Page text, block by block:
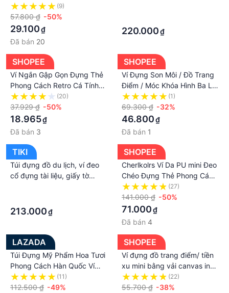
thời trang dễ phối đồ dành
cho nữ
(9)
57.800 ₫ -50%
29.100₫
Đã bán 20
220.000₫
SHOPEE
Ví Ngắn Gập Gọn Đựng Thẻ
Phong Cách Retro Cá Tính
Dễ Phối Đồ Cho Nữ 2021 Ốp
(20)
37.929 ₫ -50%
18.965₫
Đã bán 3
SHOPEE
Ví Đựng Son Môi / Đồ Trang
Điểm / Móc Khóa Hình Ba Lô
Màu Cầu Vồng Cho Nữ
(1)
69.300 ₫ -32%
46.800₫
Đã bán 1
TIKI
Túi đựng đồ du lịch, ví đeo
cổ đựng tài liệu, giấy tờ
213.000₫
SHOPEE
Cherlkolrs Ví Da PU mini Đeo
Chéo Đựng Thẻ Phong Cách
ins Hàn Quốc Cho Nữ Dễ
Phối Đồ Giá Đỡ
(27)
141.000 ₫ -50%
71.000₫
Đã bán 4
LAZADA
Túi Đựng Mỹ Phẩm Hoa Tươi
Phong Cách Hàn Quốc Ví
Đựng Tiền Xu Túi Đựng Đồ
Đa Năng Cho Học Sinh Nữ
(11)
112.500 ₫ -49%
SHOPEE
Ví đựng đồ trang điểm/ tiền
xu mini bằng vải canvas in
họa tiết hoa chống thấm
nước thời trang dành cho nữ
(22)
55.700 ₫ -38%